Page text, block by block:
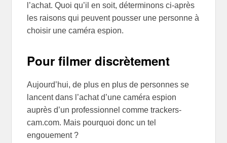
l’achat. Quoi qu’il en soit, déterminons ci-après
les raisons qui peuvent pousser une personne à
choisir une caméra espion.
Pour filmer discrètement
Aujourd’hui, de plus en plus de personnes se
lancent dans l’achat d’une caméra espion
auprès d’un professionnel comme trackers-
cam.com. Mais pourquoi donc un tel
engouement ?